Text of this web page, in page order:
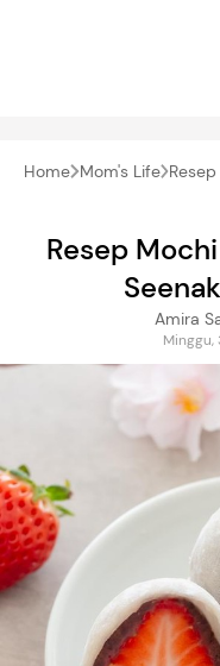
Home Mom's Life Resep
Resep
Amira
Minggu,